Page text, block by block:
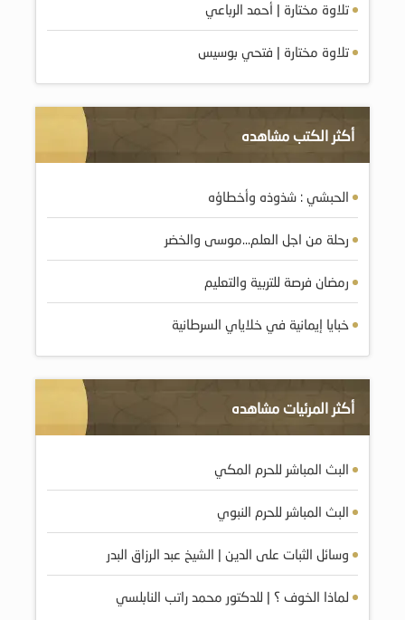
تلاوة مختارة | أحمد الرباعي
تلاوة مختارة | فتحي بوسيس
أكثر الكتب مشاهده
الحبشي : شذوذه وأخطاؤه
رحلة من اجل العلم…موسى والخضر
رمضان فرصة للتربية والتعليم
أكثر المرئيات مشاهده
البث المباشر للحرم المكي
البث المباشر للحرم النبوي
وسائل الثبات على الدين | الشيخ عبد الرزاق البدر
لماذا الخوف ؟ | للدكتور محمد راتب النابلسي